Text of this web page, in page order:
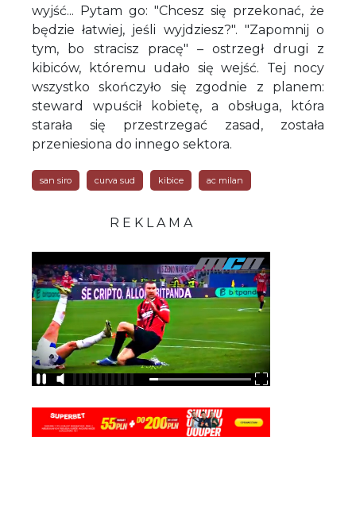
wyjść... Pytam go: "Chcesz się przekonać, że
będzie łatwiej, jeśli wyjdziesz?". "Zapomnij o
tym, bo stracisz pracę" – ostrzegł drugi z
kibiców, któremu udało się wejść. Tej nocy
wszystko skończyło się zgodnie z planem:
steward wpuścił kobietę, a obsługa, która
starała się przestrzegać zasad, została
przeniesiona do innego sektora.
san siro curva sud kibice ac milan
R E K L A M A